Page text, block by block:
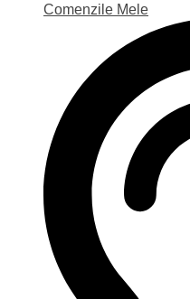
Comenzile Mele